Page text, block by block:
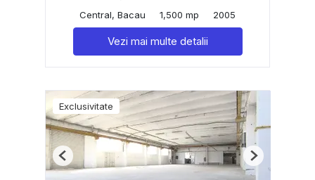
Central, Bacau
1,500 mp 2005
Vezi mai multe detalii
Exclusivitate
Previous Next